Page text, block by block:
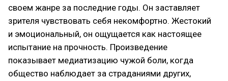
своем жанре за последние годы. Он заставляет
зрителя чувствовать себя некомфортно. Жестокий
и эмоциональный, он ощущается как настоящее
испытание на прочность. Произведение
показывает медиатизацию чужой боли, когда
общество наблюдает за страданиями других,